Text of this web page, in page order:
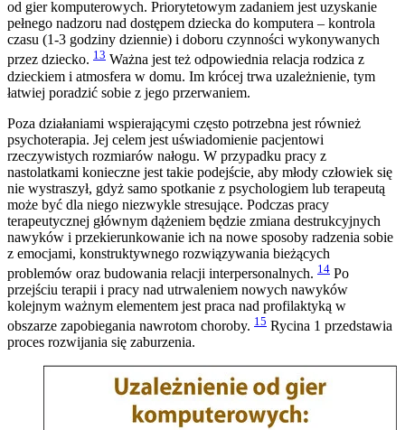
od gier komputerowych. Priorytetowym zadaniem jest uzyskanie
pełnego nadzoru nad dostępem dziecka do komputera – kontrola
czasu (1-3 godziny dziennie) i doboru czynności wykonywanych
przez dziecko. 13 Ważna jest też odpowiednia relacja rodzica z
dzieckiem i atmosfera w domu. Im krócej trwa uzależnienie, tym
łatwiej poradzić sobie z jego przerwaniem.
Poza działaniami wspierającymi często potrzebna jest również
psychoterapia. Jej celem jest uświadomienie pacjentowi
rzeczywistych rozmiarów nałogu. W przypadku pracy z
nastolatkami konieczne jest takie podejście, aby młody człowiek się
nie wystraszył, gdyż samo spotkanie z psychologiem lub terapeutą
może być dla niego niezwykle stresujące. Podczas pracy
terapeutycznej głównym dążeniem będzie zmiana destrukcyjnych
nawyków i przekierunkowanie ich na nowe sposoby radzenia sobie
z emocjami, konstruktywnego rozwiązywania bieżących
problemów oraz budowania relacji interpersonalnych. 14 Po
przejściu terapii i pracy nad utrwaleniem nowych nawyków
kolejnym ważnym elementem jest praca nad profilaktyką w
obszarze zapobiegania nawrotom choroby. 15 Rycina 1 przedstawia
proces rozwijania się zaburzenia.